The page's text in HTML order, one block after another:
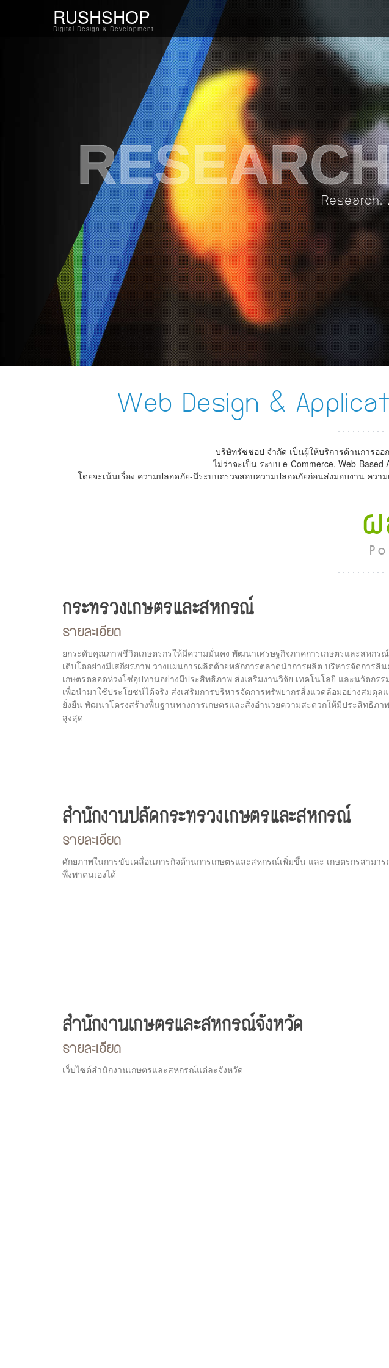
RUSHSHOP
Digital Design & Development
Research,
Web Design &
บริษัทรัชชอป จำกัด เป็นผู้ให้บริการด้านการอ
ไม่ว่าจะเป็น ระบบ e-Commerce, Web-Based
โดยจะเน้นเรื่อง ความปลอดภัย-มีระบบตรวจสอบความปลอดภัยก่อนส่งมอบงาน คว
กระทรวงเกษตรและสหกรณ์
รายละเอียด
ยกระดับคุณภาพชีวิตเกษตรกรให้มีความมั่นคง พัฒนาเศรษฐกิจภาคการเกษตรและสหกร
เติบโตอย่างมีเสถียรภาพ วางแผนการผลิตด้วยหลักการตลาดนำการผลิต บริหารจัดการสิน
เกษตรตลอดห่วงโซ่อุปทานอย่างมีประสิทธิภาพ ส่งเสริมงานวิจัย เทคโนโลยี และนวัตกรร
เพื่อนำมาใช้ประโยชน์ได้จริง ส่งเสริมการบริหารจัดการทรัพยากรสิ่งแวดล้อมอย่างสมดุล
ยั่งยืน พัฒนาโครงสร้างพื้นฐานทางการเกษตรและสิ่งอำนวยความสะดวกให้มีประสิทธิภาพ
สูงสุด
สำนักงานปลัดกระทรวงเกษตรและสหกรณ์
รายละเอียด
ศักยภาพในการขับเคลื่อนภารกิจด้านการเกษตรและสหกรณ์เพิ่มขึ้น และ เกษตรกรสามาร
พึ่งพาตนเองได้
สำนักงานเกษตรและสหกรณ์จังหวัด
รายละเอียด
เว็บไซต์สำนักงานเกษตรและสหกรณ์แต่ละจังหวัด